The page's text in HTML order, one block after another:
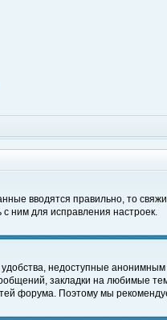
вводятся правильно, то
ним для исправления настроек.
недоступные
закладки на любимые
форума. Поэтому мы